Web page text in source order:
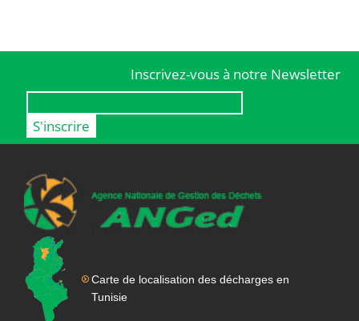
Inscrivez-vous à notre Newsletter
Carte de localisation des décharges en
Tunisie